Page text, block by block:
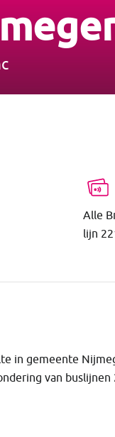
Alle
lijn
in gemeente
van buslijnen